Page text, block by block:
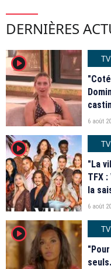
DERNIÈRES
player2
TV
6 août
player2
TV
"La
TFX
la
6 août
player2
TV